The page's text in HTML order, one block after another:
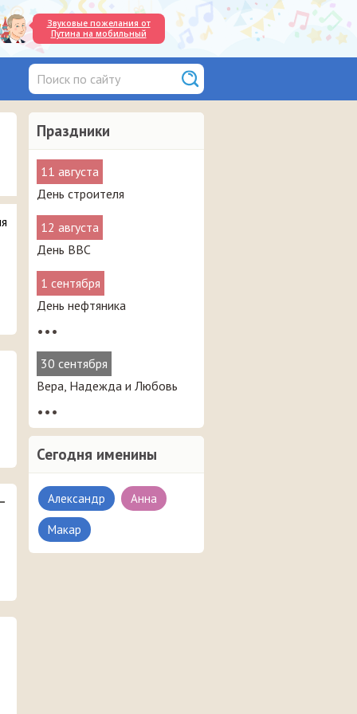
Звуковые пожелания от
Путина на мобильный
Праздники
11 августа
День строителя
12 августа
День ВВС
1 сентября
День нефтяника
•••
30 сентября
Вера, Надежда и Любовь
•••
Сегодня именины
Александр Анна
Макар